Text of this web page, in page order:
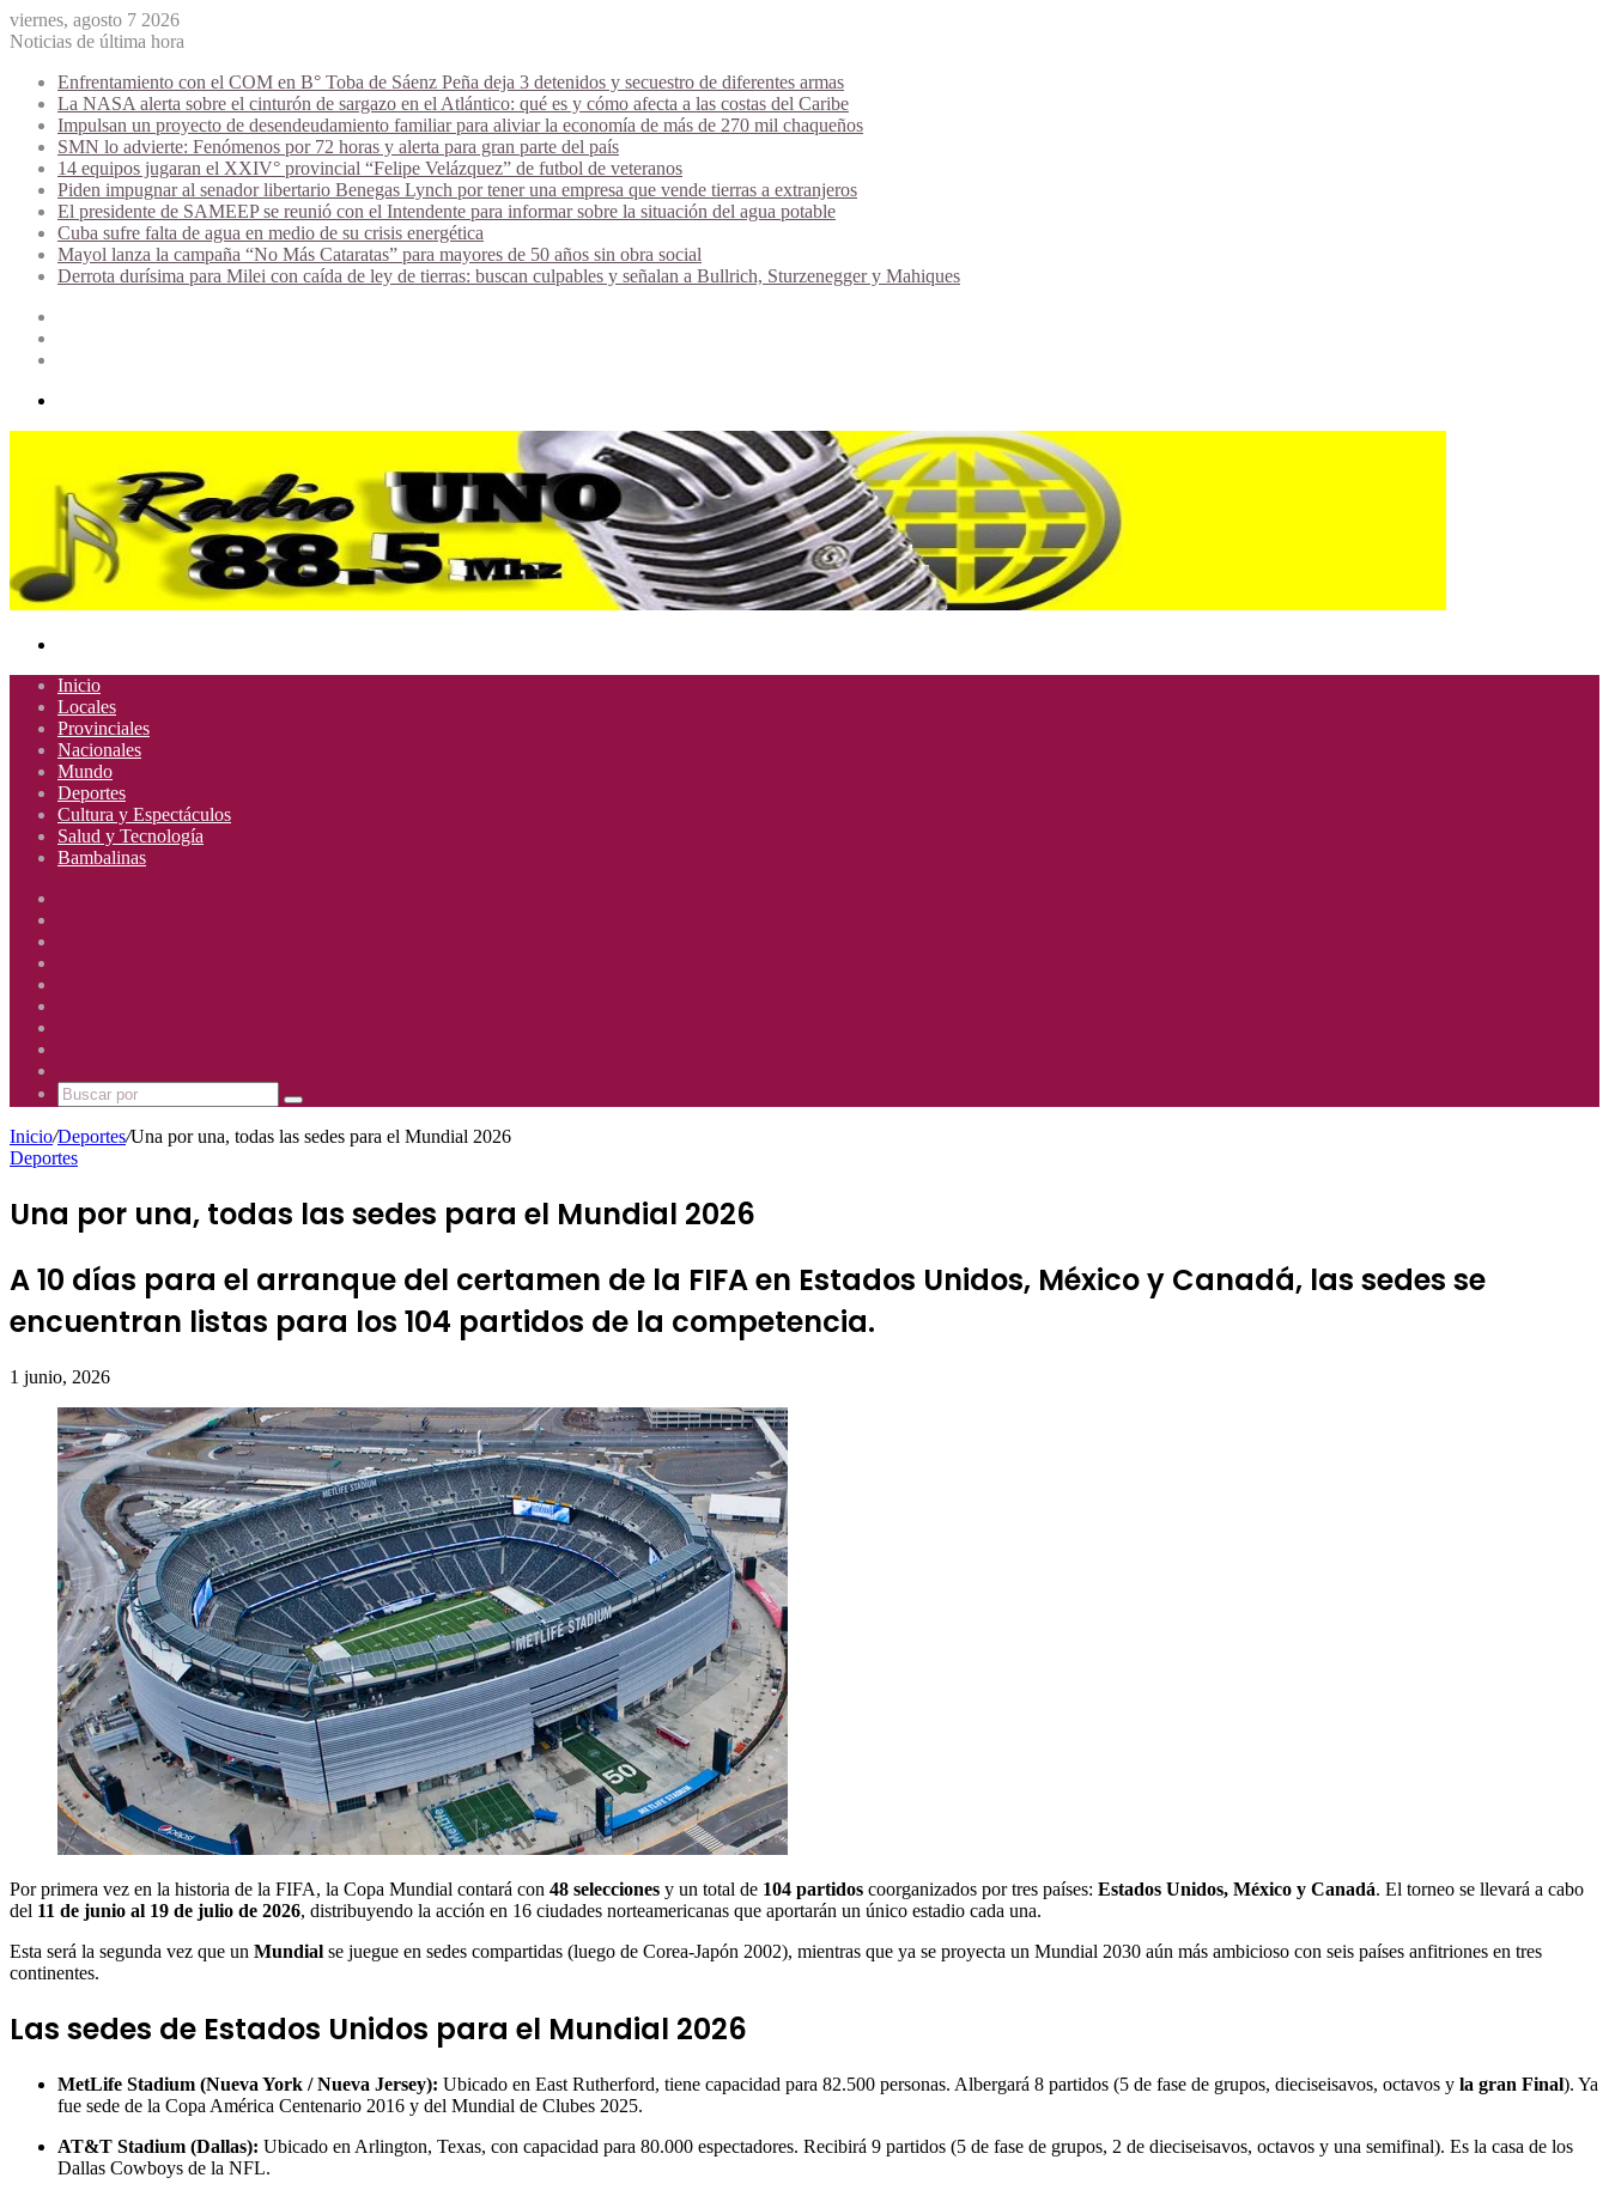
viernes, agosto 7 2026
Noticias de última hora
Enfrentamiento con el COM en B° Toba de Sáenz Peña deja 3 detenidos y secuestro de diferentes armas
La NASA alerta sobre el cinturón de sargazo en el Atlántico: qué es y cómo afecta a las costas del Caribe
Impulsan un proyecto de desendeudamiento familiar para aliviar la economía de más de 270 mil chaqueños
SMN lo advierte: Fenómenos por 72 horas y alerta para gran parte del país
14 equipos jugaran el XXIV° provincial “Felipe Velázquez” de futbol de veteranos
Piden impugnar al senador libertario Benegas Lynch por tener una empresa que vende tierras a extranjeros
El presidente de SAMEEP se reunió con el Intendente para informar sobre la situación del agua potable
Cuba sufre falta de agua en medio de su crisis energética
Mayol lanza la campaña “No Más Cataratas” para mayores de 50 años sin obra social
Derrota durísima para Milei con caída de ley de tierras: buscan culpables y señalan a Bullrich, Sturzenegger y Mahiques
Inicio
Locales
Provinciales
Nacionales
Mundo
Deportes
Cultura y Espectáculos
Salud y Tecnología
Bambalinas
Mhz
885
Mhz
Uno
885
Mhz
Buscar
Inicio/Deportes/Una por una, todas las sedes para el Mundial 2026
Deportes
Una por una, todas las sedes para el Mundial 2026
A 10 días para el arranque del certamen de la FIFA en Estados Unidos, México y Canadá, las sedes se
encuentran listas para los 104 partidos de la competencia.
1 junio, 2026
Por primera vez en la historia de la FIFA, la Copa Mundial contará con 48 selecciones y un total de 104 partidos coorganizados por tres países: Estados Unidos, México y Canadá. El torneo se llevará a cabo
del 11 de junio al 19 de julio de 2026, distribuyendo la acción en 16 ciudades norteamericanas que aportarán un único estadio cada una.
Esta será la segunda vez que un Mundial se juegue en sedes compartidas (luego de Corea-Japón 2002), mientras que ya se proyecta un Mundial 2030 aún más ambicioso con seis países anfitriones en tres
continentes.
Las sedes de Estados Unidos para el Mundial 2026
MetLife Stadium (Nueva York / Nueva Jersey): Ubicado en East Rutherford, tiene capacidad para 82.500 personas. Albergará 8 partidos (5 de fase de grupos, dieciseisavos, octavos y la gran Final). Ya
fue sede de la Copa América Centenario 2016 y del Mundial de Clubes 2025.
AT&T Stadium (Dallas): Ubicado en Arlington, Texas, con capacidad para 80.000 espectadores. Recibirá 9 partidos (5 de fase de grupos, 2 de dieciseisavos, octavos y una semifinal). Es la casa de los
Dallas Cowboys de la NFL.